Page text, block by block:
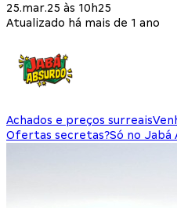
25.mar.25 às 10h25
Atualizado há mais de 1 ano
Achados e preços surreais
Ofertas secretas?Só no Jabá